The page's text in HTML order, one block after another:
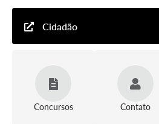
Arquivos para Download
Cidadão
Concursos Contato